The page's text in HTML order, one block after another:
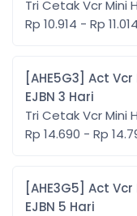
Tri Cetak Vcr Mini
Rp 10.914 - Rp 11.014
[AHE5G3] Act Vcr Happy 5GB Nat + 1,5GB Lokal
EJBN 3 Hari
Tri Cetak Vcr Mini
Rp 14.690 - Rp
[AHE3G5] Act Vcr Happy 3,5GB Nat + 1GB Lokal
EJBN 5 Hari